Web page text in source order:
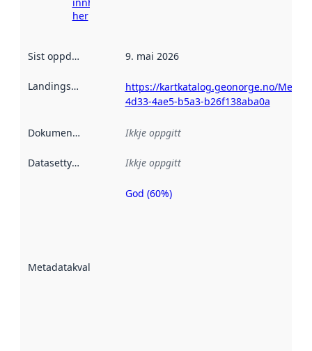
her
Sist oppdatert 9. mai 2026
Landingsside
https://kartkatalog.geonorge.no/
4d33-4ae5-b5a3-b26f138aba0a
Dokumentasjon Ikkje oppgitt
Datasettype Ikkje oppgitt
Metadatakvalitet
Metadatakvalitet
God (60%)